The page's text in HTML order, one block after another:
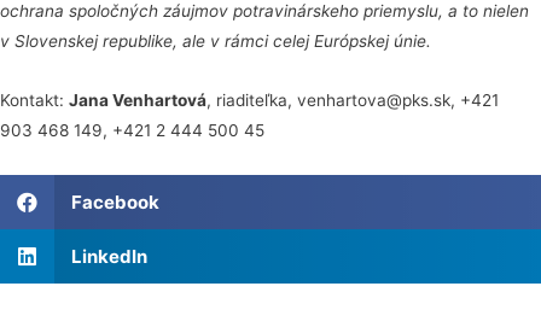
ochrana spoločných záujmov potravinárskeho priemyslu, a to nielen
v Slovenskej republike, ale v rámci celej Európskej únie.
Kontakt: Jana Venhartová, riaditeľka, venhartova@pks.sk, +421
903 468 149, +421 2 444 500 45
Facebook
LinkedIn